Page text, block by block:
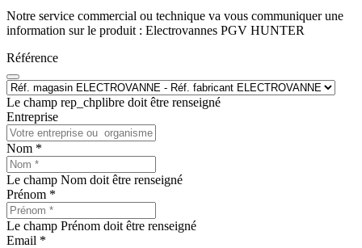
Notre service commercial ou technique va vous communiquer une
information sur le produit : Electrovannes PGV HUNTER
Référence
Le champ rep_chplibre doit être renseigné
Entreprise
Nom *
Le champ Nom doit être renseigné
Prénom *
Le champ Prénom doit être renseigné
Email *